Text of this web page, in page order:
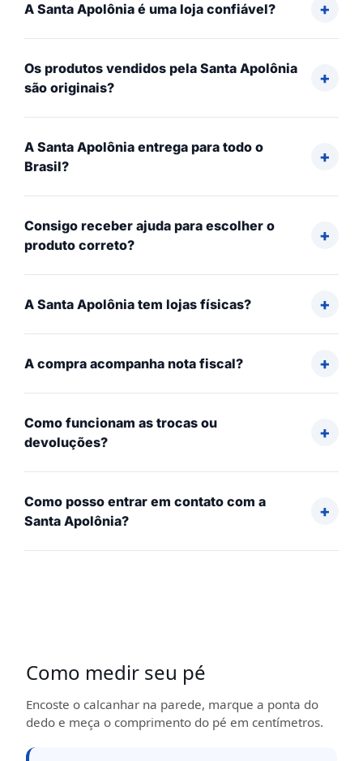
A Santa Apolônia é uma loja confiável?
Os produtos vendidos pela Santa Apolônia
são originais?
A Santa Apolônia entrega para todo o
Brasil?
Consigo receber ajuda para escolher o
produto correto?
A Santa Apolônia tem lojas físicas?
A compra acompanha nota fiscal?
Como funcionam as trocas ou
devoluções?
Como posso entrar em contato com a
Santa Apolônia?
Como medir seu pé
Encoste o calcanhar na parede, marque a ponta do
dedo e meça o comprimento do pé em centímetros.